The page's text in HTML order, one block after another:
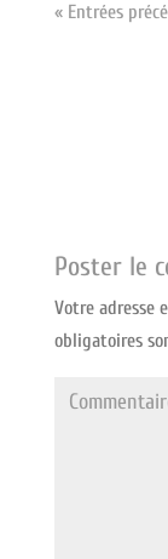
« Entrées
Poster le
Votre adresse
obligatoires